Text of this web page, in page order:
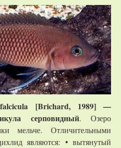
[Brichard, 1989] —
серповидный. Озеро
мельче. Отличительными
являются: • вытянутый